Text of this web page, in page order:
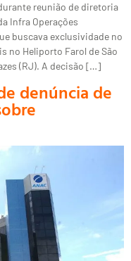
reunião de diretoria
Infra Operações
buscava exclusividade no
no Heliporto Farol de São
(RJ). A decisão […]
denúncia de